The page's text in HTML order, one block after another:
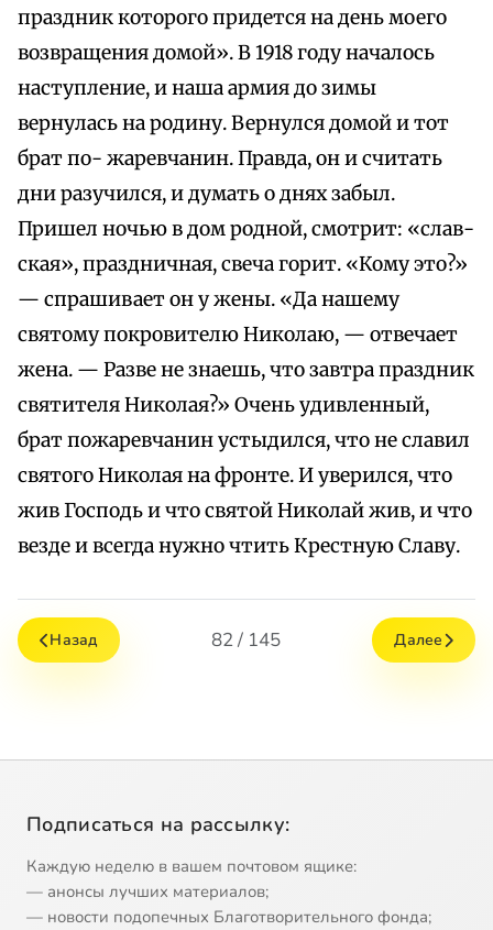
праздник которого придется на день моего
возвращения домой». В 1918 году началось
наступление, и наша армия до зимы
вернулась на родину. Вернулся домой и тот
брат по- жаревчанин. Правда, он и считать
дни разучился, и думать о днях забыл.
Пришел ночью в дом родной, смотрит: «слав-
ская», праздничная, свеча горит. «Кому это?»
— спрашивает он у жены. «Да нашему
святому покровителю Николаю, — отвечает
жена. — Разве не знаешь, что завтра праздник
святителя Николая?» Очень удивленный,
брат пожаревчанин устыдился, что не славил
святого Николая на фронте. И уверился, что
жив Господь и что святой Николай жив, и что
везде и всегда нужно чтить Крестную Славу.
Назад 82 / 145 Далее
Подписаться на рассылку:
Каждую неделю в вашем почтовом ящике:
— анонсы лучших материалов;
— новости подопечных Благотворительного фонда;